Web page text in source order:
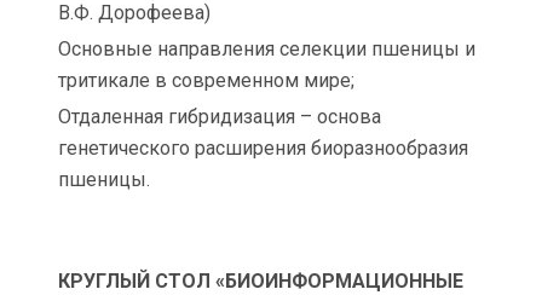
В.Ф. Дорофеева)
Основные направления селекции пшеницы и
тритикале в современном мире;
Отдаленная гибридизация – основа
генетического расширения биоразнообразия
пшеницы.
КРУГЛЫЙ СТОЛ «БИОИНФОРМАЦИОННЫЕ